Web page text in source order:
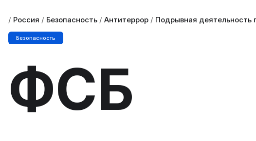
/ Россия / Безопасность / Антитеррор / Подрывная деятельность
Безопасность
ФСБ